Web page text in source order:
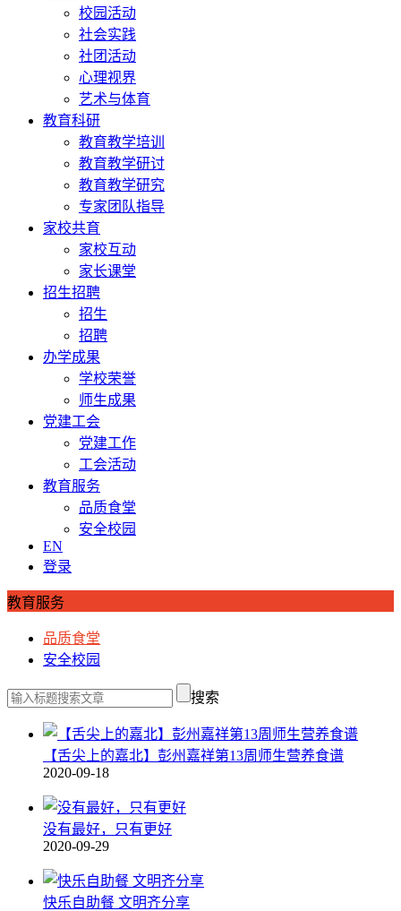
校园活动
社会实践
社团活动
心理视界
艺术与体育
教育科研
教育教学培训
教育教学研讨
教育教学研究
专家团队指导
家校共育
家校互动
家长课堂
招生招聘
招生
招聘
办学成果
学校荣誉
师生成果
党建工会
党建工作
工会活动
教育服务
品质食堂
安全校园
EN
登录
教育服务
品质食堂
安全校园
搜索
【舌尖上的嘉北】彭州嘉祥第13周师生营养食谱
2020-09-18
没有最好，只有更好
2020-09-29
快乐自助餐 文明齐分享